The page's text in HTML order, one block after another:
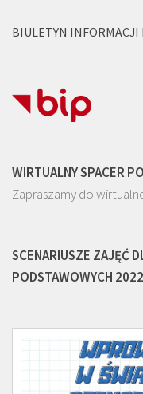
BIULETYN
WIRTUALNY SPACER
Zapraszamy do
SCENARIUSZE ZAJĘĆ
PODSTAWOWYCH